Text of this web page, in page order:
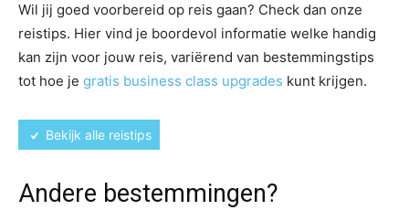
Wil jij goed voorbereid op reis gaan? Check dan onze
reistips. Hier vind je boordevol informatie welke handig
kan zijn voor jouw reis, variërend van bestemmingstips
tot hoe je gratis business class upgrades kunt krijgen.
Bekijk alle reistips
Andere bestemmingen?